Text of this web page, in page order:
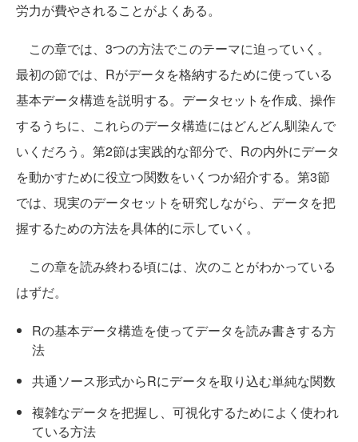
労力が費やされることがよくある。
この章では、3つの方法でこのテーマに迫っていく。
最初の節では、Rがデータを格納するために使っている
基本データ構造を説明する。データセットを作成、操作
するうちに、これらのデータ構造にはどんどん馴染んで
いくだろう。第2節は実践的な部分で、Rの内外にデータ
を動かすために役立つ関数をいくつか紹介する。第3節
では、現実のデータセットを研究しながら、データを把
握するための方法を具体的に示していく。
この章を読み終わる頃には、次のことがわかっている
はずだ。
Rの基本データ構造を使ってデータを読み書きする方
法
共通ソース形式からRにデータを取り込む単純な関数
複雑なデータを把握し、可視化するためによく使われ
ている方法